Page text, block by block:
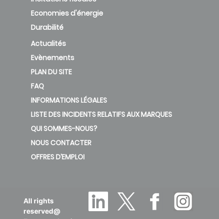
deleted
T EC -y1
RE
HERU 160
T EC-y2
RE
C3
EC -y2
C3
Economies d'énergie
Durabilité
Actualités
Evènements
PLAN DU SITE
FAQ
INFORMATIONS LÉGALES
LISTE DES INCIDENTS RELATIFS AUX MARQUES
QUI SOMMES-NOUS?
NOUS CONTACTER
OFFRES D’EMPLOI
All rights
reserved@